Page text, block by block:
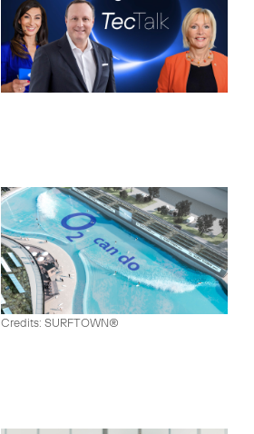
Credits: SURFTOWN®